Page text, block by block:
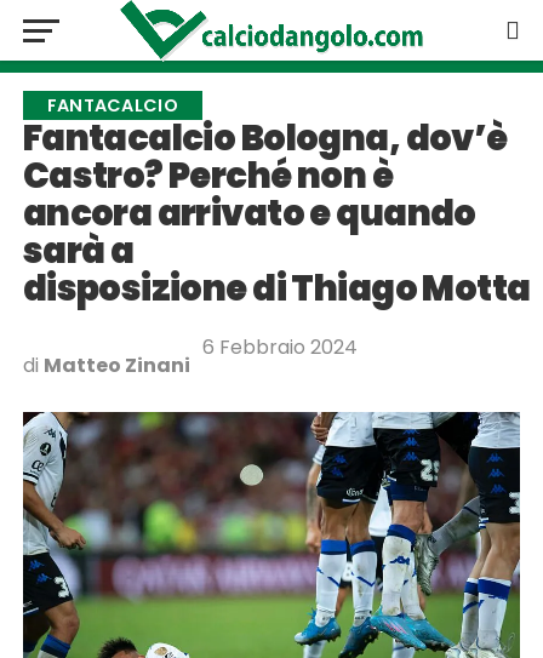
FANTACALCIO
Fantacalcio Bologna, dov’è
Castro? Perché non è
ancora arrivato e quando
sarà a
disposizione di Thiago Motta
di Matteo Zinani
6 Febbraio 2024